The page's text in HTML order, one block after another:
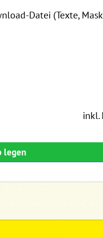
Datei (Texte,
inkl.
legen